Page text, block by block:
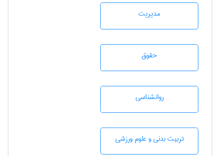
مديريت
حقوق
روانشناسی
تربيت بدنی و علوم ورزشی